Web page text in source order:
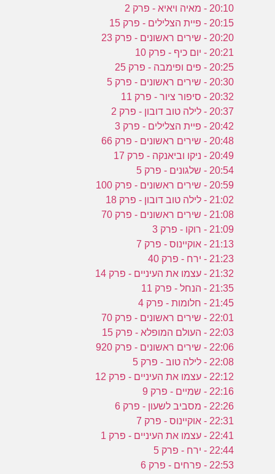
20:10 - מאיה ויאיא - פרק 2
20:15 - פיית הצלילים - פרק 15
20:20 - שירים ראשונים - פרק 23
20:21 - יום כיף - פרק 10
20:25 - פים ופימבה - פרק 25
20:30 - שירים ראשונים - פרק 5
20:32 - סיפור ציור - פרק 11
20:37 - לילה טוב דובון - פרק 2
20:42 - פיית הצלילים - פרק 3
20:48 - שירים ראשונים - פרק 66
20:49 - ניקו וביאנקה - פרק 17
20:54 - שלגונים - פרק 5
20:59 - שירים ראשונים - פרק 100
21:02 - לילה טוב דובון - פרק 18
21:08 - שירים ראשונים - פרק 70
21:09 - רוקו - פרק 3
21:13 - אוקיינוס - פרק 7
21:23 - ירח - פרק 40
21:32 - עצמו את העיניים - פרק 14
21:35 - הנחל - פרק 11
21:45 - חלומות - פרק 4
22:01 - שירים ראשונים - פרק 70
22:03 - העולם המופלא - פרק 15
22:06 - שירים ראשונים - פרק 920
22:08 - לילה טוב - פרק 5
22:12 - עצמו את העיניים - פרק 12
22:16 - שמיים - פרק 9
22:26 - מסביב לשעון - פרק 6
22:31 - אוקיינוס - פרק 7
22:41 - עצמו את העיניים - פרק 1
22:44 - ירח - פרק 5
22:53 - פרחים - פרק 6